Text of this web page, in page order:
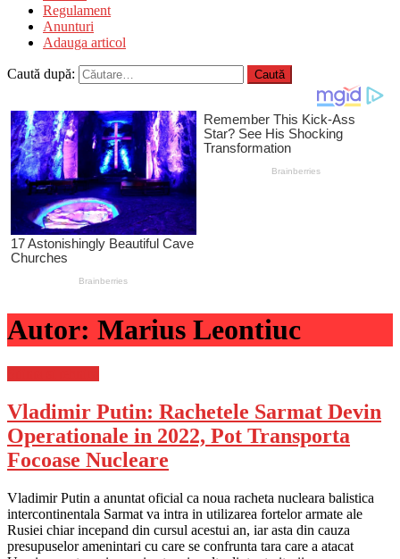
Regulament
Anunturi
Adauga articol
Caută după:
Autor: Marius Leontiuc
Vladimir Putin: Rachetele Sarmat Devin
Operationale in 2022, Pot Transporta
Focoase Nucleare
Vladimir Putin a anuntat oficial ca noua racheta nucleara balistica
intercontinentala Sarmat va intra in utilizarea fortelor armate ale
Rusiei chiar incepand din cursul acestui an, iar asta din cauza
presupuselor amenintari cu care se confrunta tara care a atacat